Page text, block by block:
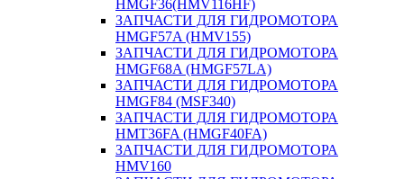
HMGF36(HMV116HF)
ЗАПЧАСТИ ДЛЯ ГИДРОМОТОРА
HMGF57A (HMV155)
ЗАПЧАСТИ ДЛЯ ГИДРОМОТОРА
HMGF68A (HMGF57LA)
ЗАПЧАСТИ ДЛЯ ГИДРОМОТОРА
HMGF84 (MSF340)
ЗАПЧАСТИ ДЛЯ ГИДРОМОТОРА
HMT36FA (HMGF40FA)
ЗАПЧАСТИ ДЛЯ ГИДРОМОТОРА
HMV160